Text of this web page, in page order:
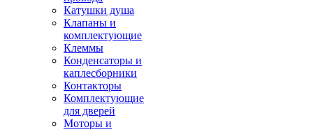
Катушки душа
Клапаны и
комплектующие
Клеммы
Конденсаторы и
каплесборники
Контакторы
Комплектующие
для дверей
Моторы и